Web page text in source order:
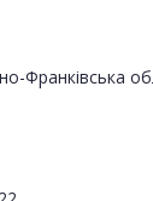
Франківська